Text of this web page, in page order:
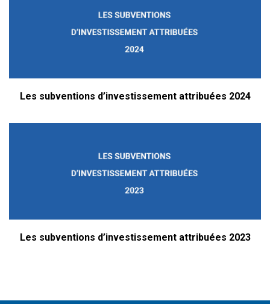
Les subventions d’investissement attribuées 2024
Les subventions d’investissement attribuées 2023